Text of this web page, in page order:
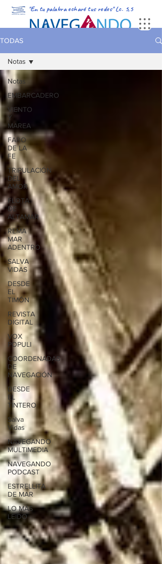
"En tu palabra echaré tus redes" Lc. 5,5
PORTADA
TODAS
Notas
EMBARCADERO
VIENTO
Y
MAREA
FARO
DE LA
FE
TRIPULACIÓN
DEL
AMOR
FLOTA
DE
ALTAMAR
REMA
MAR
ADENTRO
SALVA
VIDAS
DESDE
EL
TIMÓN
REVISTA
DIGITAL
VOX
POPULI
COORDENADAS
DE
NAVEGACIÓN
DESDE
EL
TINTERO
Salva
Vidas
NAVEGANDO
MULTIMEDIA
NAVEGANDO
PODCAST
ESTRELLITA
DE MAR
LO MÁS
LEÍDO
Notas